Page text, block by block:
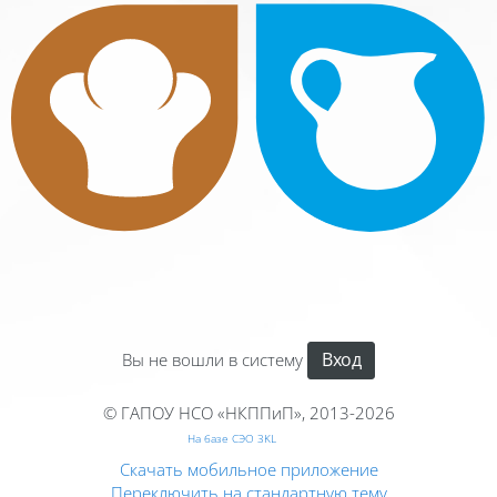
Вы не вошли в систему Вход
© ГАПОУ НСО «НКППиП», 2013-2026
На базе СЭО 3KL
Скачать мобильное приложение